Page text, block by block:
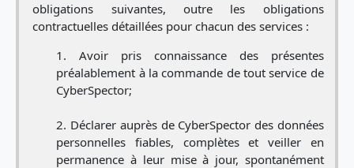
obligations suivantes, outre les obligations
contractuelles détaillées pour chacun des services :
Avoir pris connaissance des présentes
préalablement à la commande de tout service de
CyberSpector;
Déclarer auprès de CyberSpector des données
personnelles fiables, complètes et veiller en
permanence à leur mise à jour, spontanément